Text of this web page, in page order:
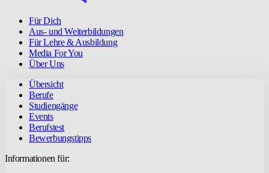
Für Dich
Aus- und Weiterbildungen
Für Lehre & Ausbildung
Media For You
Über Uns
Übersicht
Berufe
Studiengänge
Events
Berufstest
Bewerbungstipps
Informationen für: